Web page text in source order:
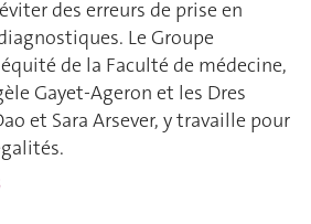
des erreurs de prise en
Le Groupe
de la Faculté de médecine,
Gayet-Ageron et les Dres
et Sara Arsever, y travaille pour